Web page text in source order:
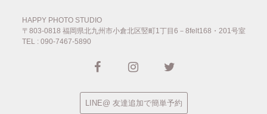
HAPPY PHOTO STUDIO
〒803-0818 福岡県北九州市小倉北区竪町1丁目6－8felt168・201号室
TEL : 090-7467-5890
LINE@ 友達追加で簡単予約